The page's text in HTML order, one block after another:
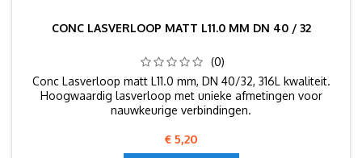
CONC LASVERLOOP MATT L11.0 MM DN 40 / 32
(0)
Conc Lasverloop matt L11.0 mm, DN 40/32, 316L kwaliteit.
Hoogwaardig lasverloop met unieke afmetingen voor
nauwkeurige verbindingen.
Prijs
€ 5,20